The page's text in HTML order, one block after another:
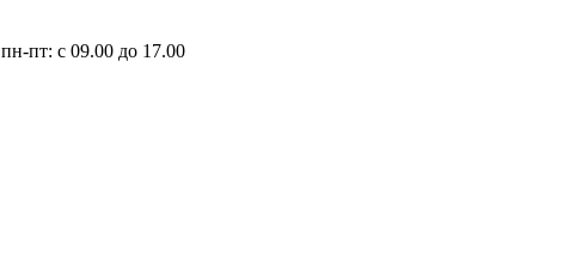
пн-пт: с 09.00 до 17.00